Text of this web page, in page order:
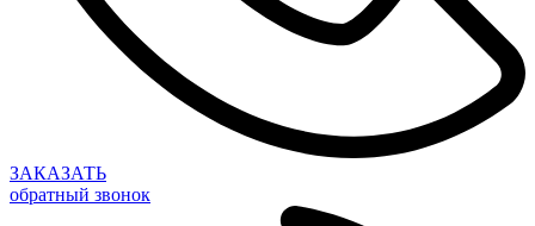
ЗАКАЗАТЬ
обратный звонок